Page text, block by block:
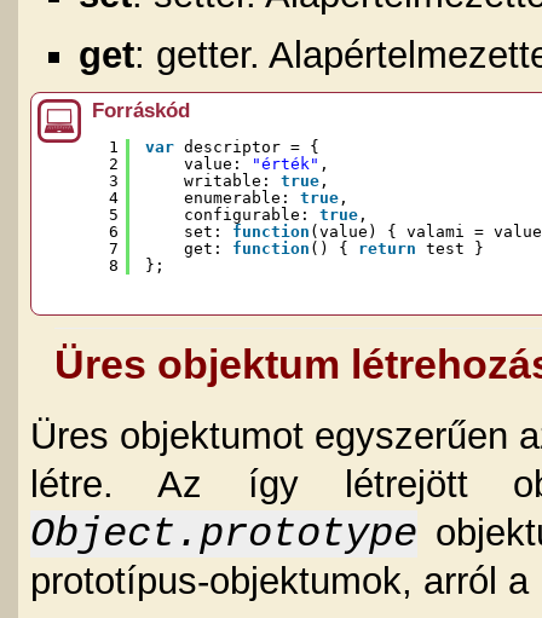
get: getter.
Forráskód
1
2
3
4
5
6
7
8
var descriptor = {
value:
"érték" ,
writable: true,
enumerable: true,
configurable: true,
set: function (value) { valami =
get: function () { return test }
};
Üres objektum
Üres objektumot egyszerűen
létre. Az így létrejött
Object.prototype
prototípus-objektumok, arról